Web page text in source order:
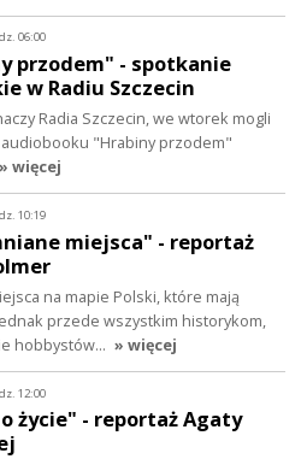
06:00
przodem" - spotkanie
w Radiu Szczecin
Radia Szczecin, we wtorek mogli
audiobooku "Hrabiny przodem"
» więcej
10:19
miejsca" - reportaż
na mapie Polski, które mają
przede wszystkim historykom,
hobbystów… » więcej
12:00
życie" - reportaż Agaty